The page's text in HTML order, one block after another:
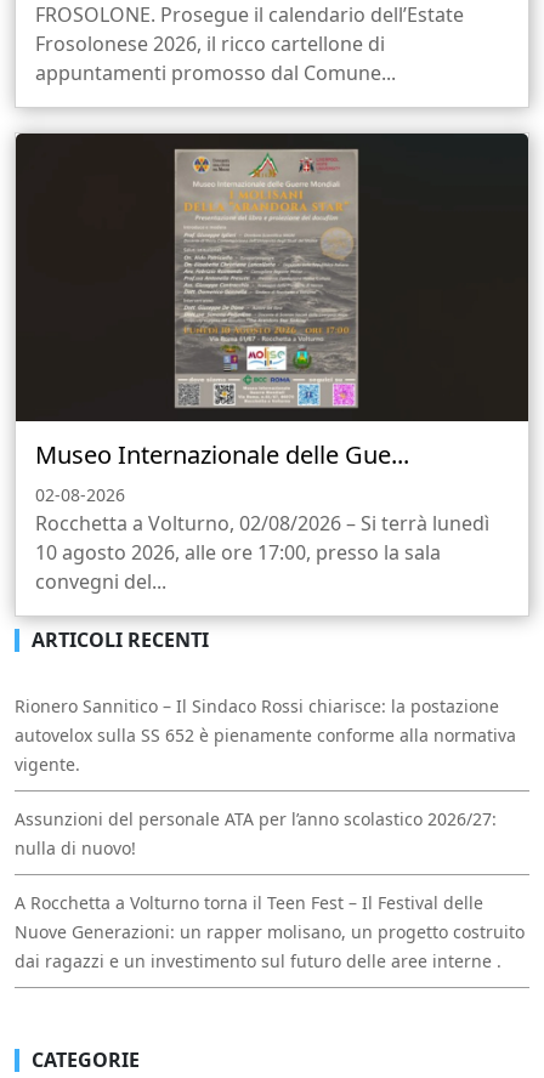
FROSOLONE. Prosegue il calendario dell’Estate
Frosolonese 2026, il ricco cartellone di
appuntamenti promosso dal Comune...
Museo Internazionale delle Gue...
02-08-2026
Rocchetta a Volturno, 02/08/2026 – Si terrà lunedì
10 agosto 2026, alle ore 17:00, presso la sala
convegni del...
ARTICOLI RECENTI
Rionero Sannitico – Il Sindaco Rossi chiarisce: la postazione
autovelox sulla SS 652 è pienamente conforme alla normativa
vigente.
Assunzioni del personale ATA per l’anno scolastico 2026/27:
nulla di nuovo!
A Rocchetta a Volturno torna il Teen Fest – Il Festival delle
Nuove Generazioni: un rapper molisano, un progetto costruito
dai ragazzi e un investimento sul futuro delle aree interne .
CATEGORIE